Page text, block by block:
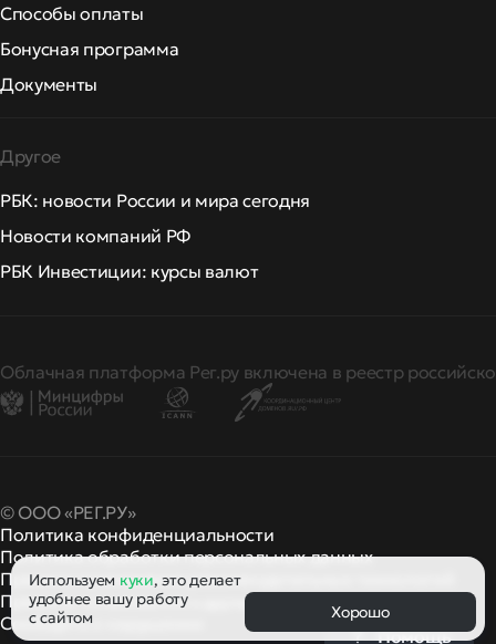
Способы оплаты
Бонусная программа
Документы
Другое
РБК: новости России и мира сегодня
Новости компаний РФ
РБК Инвестиции: курсы валют
Облачная платформа Рег.ру включена в реестр
© ООО «РЕГ.РУ»
Политика конфиденциальности
Политика обработки персональных данных
Правила применения рекомендательных технологий
Правила пользованияи другие
правила и политики
Сообщить о нарушении
Используем куки, это делает
удобнее вашу работу
с сайтом
Хорошо
Помощь